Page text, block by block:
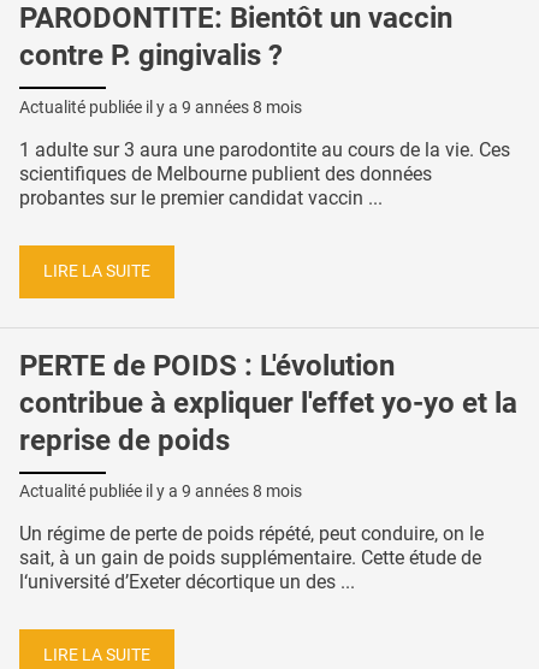
PARODONTITE: Bientôt un vaccin
contre P. gingivalis ?
Actualité publiée il y a 9 années 8 mois
1 adulte sur 3 aura une parodontite au cours de la vie. Ces
scientifiques de Melbourne publient des données
probantes sur le premier candidat vaccin ...
LIRE LA SUITE
PERTE de POIDS : L'évolution
contribue à expliquer l'effet yo-yo et la
reprise de poids
Actualité publiée il y a 9 années 8 mois
Un régime de perte de poids répété, peut conduire, on le
sait, à un gain de poids supplémentaire. Cette étude de
l‘université d’Exeter décortique un des ...
LIRE LA SUITE